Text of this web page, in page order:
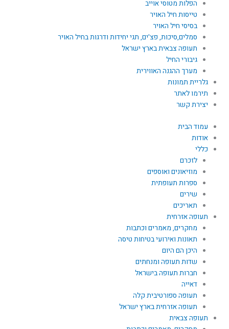
הפלות מטוסי אוייב
טייסות חיל האויר
בסיסי חיל האויר
סמלים,סיכות, פצ'ים, תגי יחידות ודרגות בחיל האויר
תעופה צבאית בארץ ישראל
גיבורי החיל
מערך ההגנה האווירית
גלריית תמונות
תירמו לאתר
יצירת קשר
עמוד הבית
אודות
כללי
לזכרם
מוזיאונים ואוספים
ספרות תעופתית
שירים
תאריכים
תעופה אזרחית
מחקרים, מאמרים וכתבות
תאונות ואירועי בטיחות טיסה
היכן הם היום
שדות תעופה ומנחתים
חברות תעופה בישראל
דאייה
תעופה ספורטיבית קלה
תעופה אזרחית בארץ ישראל
תעופה צבאית